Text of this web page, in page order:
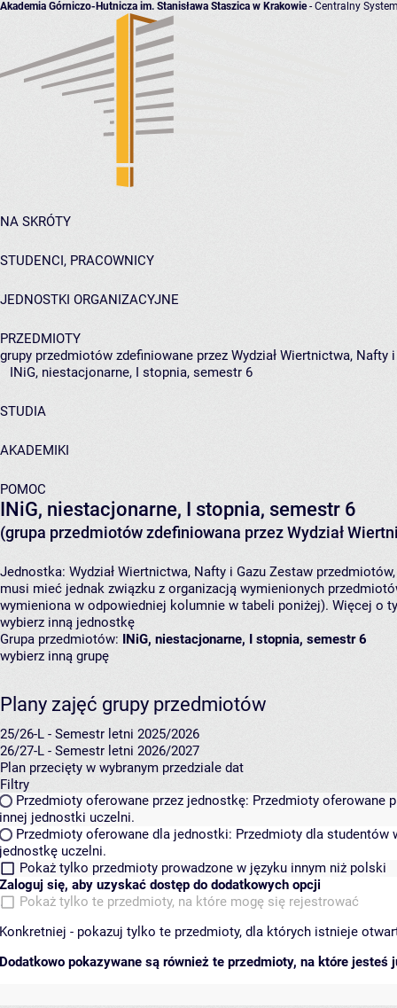
Akademia Górniczo-Hutnicza im. Stanisława Staszica w Krakowie- Centralny
NA SKRÓTY
STUDENCI, PRACOWNICY
JEDNOSTKI ORGANIZACYJNE
PRZEDMIOTY
grupy przedmiotów zdefiniowane przez Wydział Wiertnictwa, Nafty i
INiG, niestacjonarne, I stopnia, semestr 6
STUDIA
AKADEMIKI
POMOC
INiG, niestacjonarne, I stopnia, semestr 6
(grupa przedmiotów zdefiniowana przez Wydział
Jednostka: Wydział Wiertnictwa, Nafty i Gazu Zestaw
musi mieć jednak związku z organizacją wymienionych
wymieniona w odpowiedniej kolumnie w tabeli poniżej). Więcej o
wybierz inną jednostkę
Grupa przedmiotów: INiG, niestacjonarne, I stopnia, semestr 6
wybierz inną grupę
Plany zajęć grupy przedmiotów
25/26-L - Semestr letni 2025/2026
26/27-L - Semestr letni 2026/2027
Plan przecięty w wybranym przedziale dat
Filtry
Przedmioty oferowane przez jednostkę: Przedmioty oferowane
innej jednostki uczelni.
Przedmioty oferowane dla jednostki: Przedmioty dla studentów
jednostkę uczelni.
Pokaż tylko przedmioty prowadzone w języku innym niż polski
Zaloguj się, aby uzyskać dostęp do dodatkowych opcji
Pokaż tylko te przedmioty, na które mogę się rejestrować
Konkretniej - pokazuj tylko te przedmioty, dla których istnieje
Dodatkowo pokazywane są również te przedmioty, na które jesteś